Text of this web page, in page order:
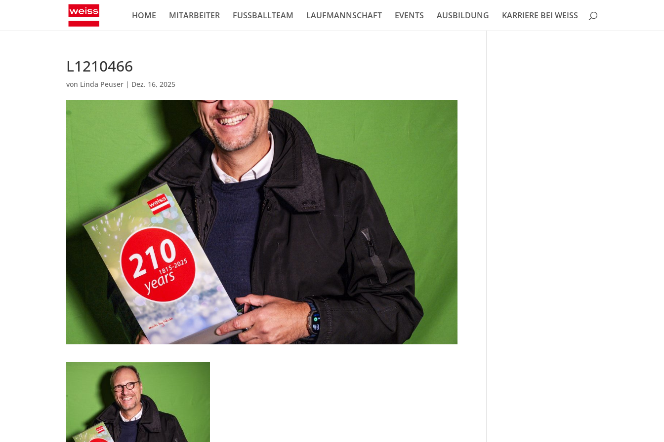
HOME MITARBEITER FUSSBALLTEAM LAUFMANNSCHAFT EVENTS AUSBILDUNG KARRIERE BEI WEISS
L1210466
von Linda Peuser | Dez. 16, 2025